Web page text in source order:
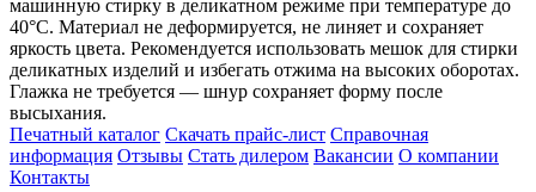
машинную стирку в деликатном режиме при температуре до
40°C. Материал не деформируется, не линяет и сохраняет
яркость цвета. Рекомендуется использовать мешок для стирки
деликатных изделий и избегать отжима на высоких оборотах.
Глажка не требуется — шнур сохраняет форму после
высыхания.
Печатный каталог Скачать прайс-лист Справочная
информация Отзывы Стать дилером Вакансии О компании
Контакты